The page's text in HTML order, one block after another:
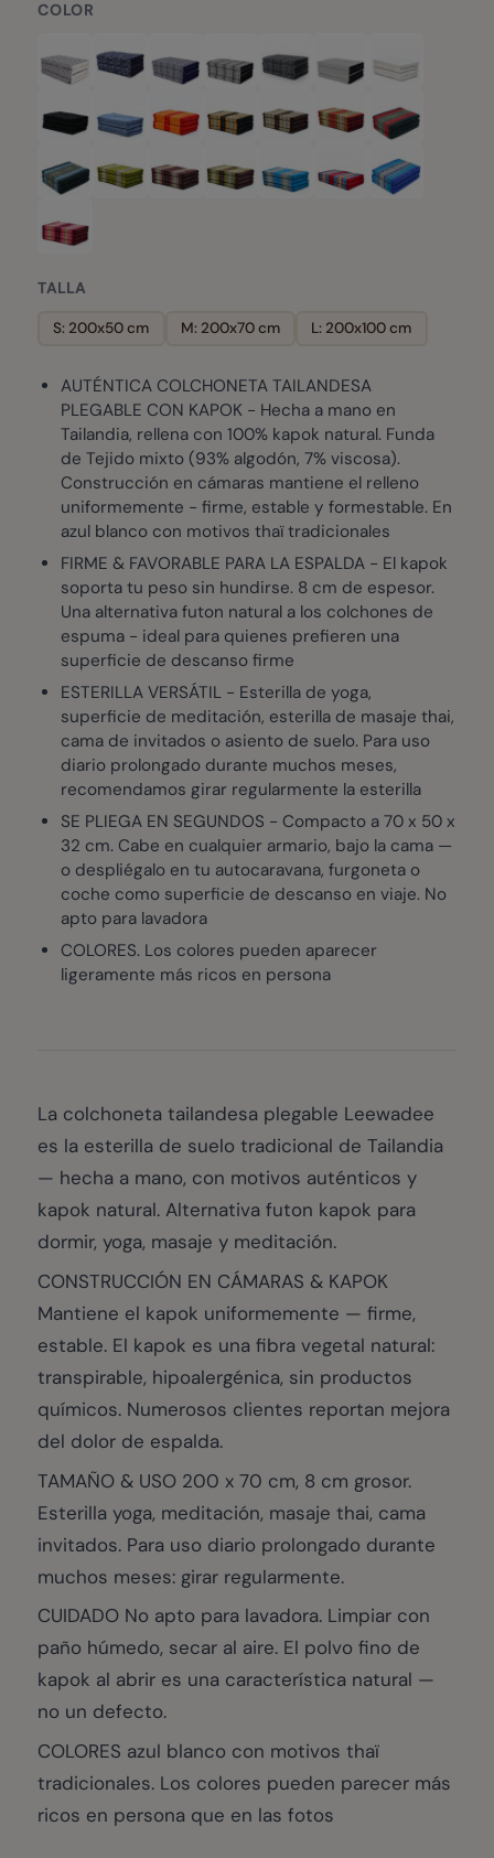
COLOR
TALLA
S: 200x50 cm M: 200x70 cm L: 200x100 cm
AUTÉNTICA COLCHONETA TAILANDESA
PLEGABLE CON KAPOK - Hecha a mano en
Tailandia, rellena con 100% kapok natural. Funda
de Tejido mixto (93% algodón, 7% viscosa).
Construcción en cámaras mantiene el relleno
uniformemente - firme, estable y formestable. En
azul blanco con motivos thaï tradicionales
FIRME & FAVORABLE PARA LA ESPALDA - El kapok
soporta tu peso sin hundirse. 8 cm de espesor.
Una alternativa futon natural a los colchones de
espuma - ideal para quienes prefieren una
superficie de descanso firme
ESTERILLA VERSÁTIL - Esterilla de yoga,
superficie de meditación, esterilla de masaje thai,
cama de invitados o asiento de suelo. Para uso
diario prolongado durante muchos meses,
recomendamos girar regularmente la esterilla
SE PLIEGA EN SEGUNDOS - Compacto a 70 x 50 x
32 cm. Cabe en cualquier armario, bajo la cama —
o despliégalo en tu autocaravana, furgoneta o
coche como superficie de descanso en viaje. No
apto para lavadora
COLORES. Los colores pueden aparecer
ligeramente más ricos en persona
La colchoneta tailandesa plegable Leewadee
es la esterilla de suelo tradicional de Tailandia
— hecha a mano, con motivos auténticos y
kapok natural. Alternativa futon kapok para
dormir, yoga, masaje y meditación.
CONSTRUCCIÓN EN CÁMARAS & KAPOK
Mantiene el kapok uniformemente — firme,
estable. El kapok es una fibra vegetal natural:
transpirable, hipoalergénica, sin productos
químicos. Numerosos clientes reportan mejora
del dolor de espalda.
TAMAÑO & USO 200 x 70 cm, 8 cm grosor.
Esterilla yoga, meditación, masaje thai, cama
invitados. Para uso diario prolongado durante
muchos meses: girar regularmente.
CUIDADO No apto para lavadora. Limpiar con
paño húmedo, secar al aire. El polvo fino de
kapok al abrir es una característica natural —
no un defecto.
COLORES azul blanco con motivos thaï
tradicionales. Los colores pueden parecer más
ricos en persona que en las fotos